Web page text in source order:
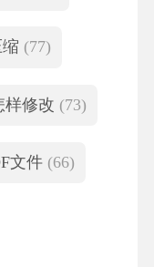
(77)
样修改 (73)
文件 (66)